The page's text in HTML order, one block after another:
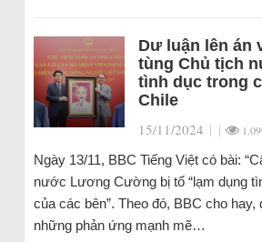
Dư luận lên án
tùng Chủ tịch
tình dục trong
Chile
15/11/2024 | |
Ngày 13/11, BBC Tiếng Việt có bài:
nước Lương Cường bị tố “lạm dụng
của các bên”. Theo đó, BBC cho hay,
những phản ứng mạnh mẽ…